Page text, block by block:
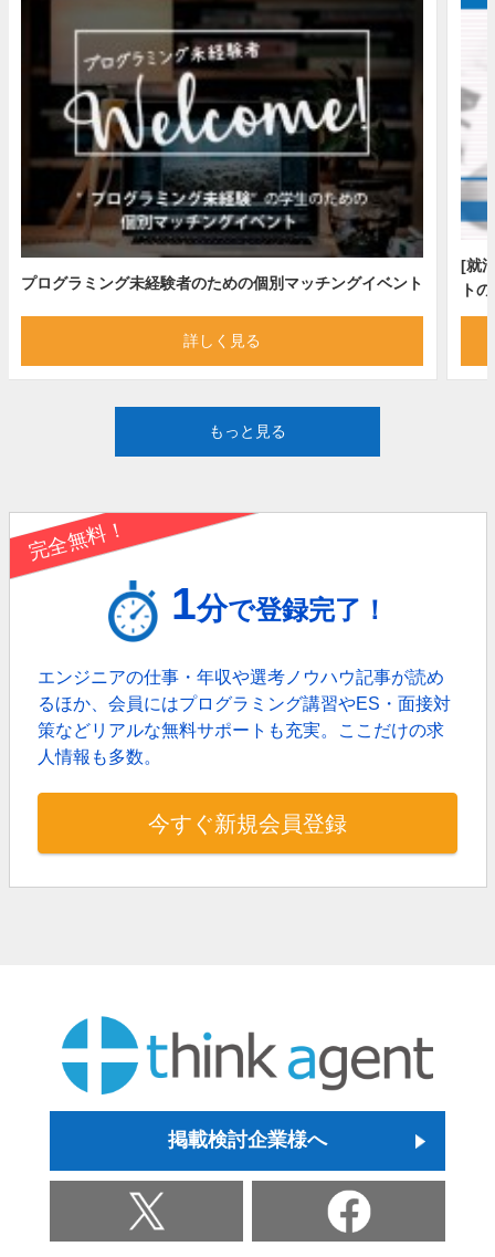
プログラミング未経験者のための個別マッチングイベント
詳しく見る
[就
ト
もっと見る
完全無料！
1分で登録完了！
エンジニアの仕事・年収や選考ノウハウ記事が読め
るほか、会員にはプログラミング講習やES・面接対
策などリアルな無料サポートも充実。 ここだけの求
人情報も多数。
今すぐ新規会員登録
掲載検討企業様へ